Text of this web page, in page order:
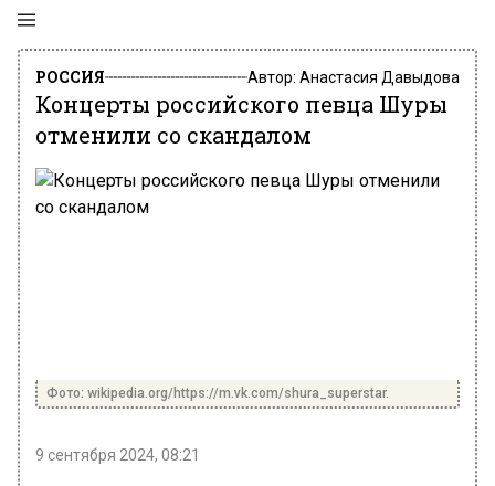
РОССИЯ Автор: Анастасия Давыдова
Концерты российского певца Шуры
отменили со скандалом
Фото: wikipedia.org/https://m.vk.com/shura_superstar.
9 сентября 2024, 08:21